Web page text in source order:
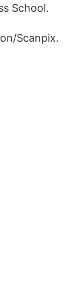
School.
Scanpix.